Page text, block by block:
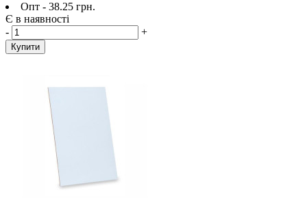
Опт - 38.25 грн.
Є в наявності
-
+
Купити